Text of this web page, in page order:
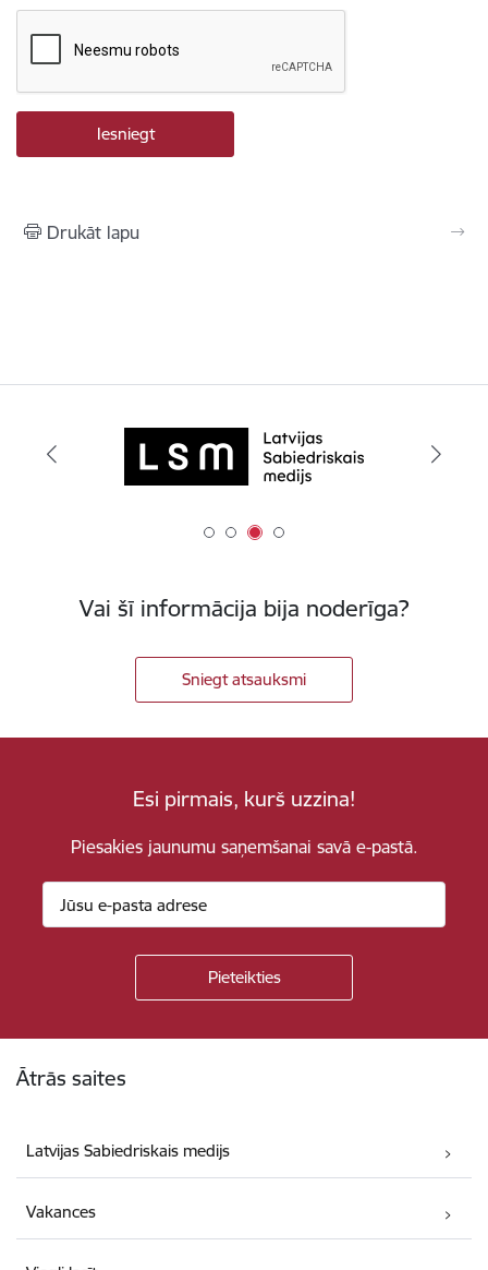
Drukāt lapu
Vai šī informācija bija noderīga?
Sniegt atsauksmi
Esi pirmais, kurš uzzina!
Piesakies jaunumu saņemšanai savā e-pastā.
Ātrās saites
Latvijas Sabiedriskais medijs
Vakances